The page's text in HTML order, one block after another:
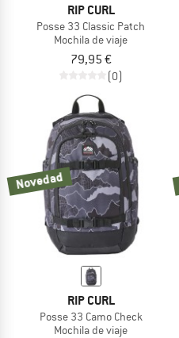
RIP CURL
Posse 33 Classic Patch
Mochila de viaje
79,95 €
(0)
Novedad
RIP CURL
Posse 33 Camo Check
Mochila de viaje